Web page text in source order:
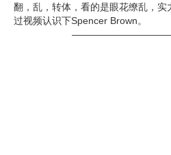
翻，乱，转体，看的是眼花缭乱，实
过视频认识下Spencer Brown。